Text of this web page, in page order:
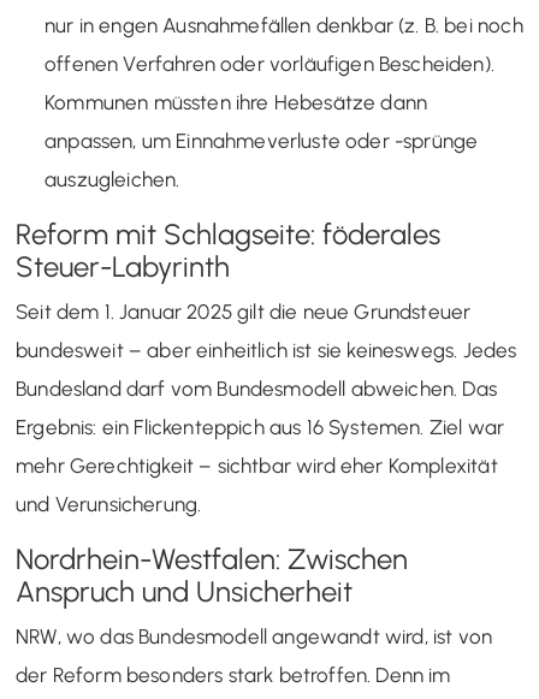
nur in engen Ausnahmefällen denkbar (z. B. bei noch
offenen Verfahren oder vorläufigen Bescheiden).
Kommunen müssten ihre Hebesätze dann
anpassen, um Einnahmeverluste oder -sprünge
auszugleichen.
Reform mit Schlagseite: föderales
Steuer-Labyrinth
Seit dem 1. Januar 2025 gilt die neue Grundsteuer
bundesweit – aber einheitlich ist sie keineswegs. Jedes
Bundesland darf vom Bundesmodell abweichen. Das
Ergebnis: ein Flickenteppich aus 16 Systemen. Ziel war
mehr Gerechtigkeit – sichtbar wird eher Komplexität
und Verunsicherung.
Nordrhein-Westfalen: Zwischen
Anspruch und Unsicherheit
NRW, wo das Bundesmodell angewandt wird, ist von
der Reform besonders stark betroffen. Denn im